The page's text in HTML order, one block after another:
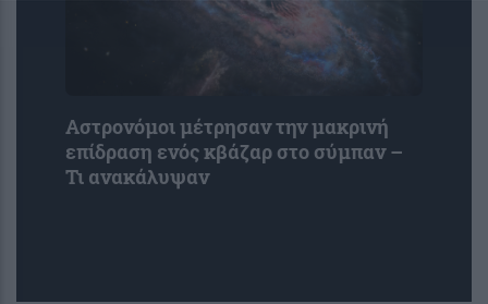
Αστρονόμοι μέτρησαν την μακρινή
επίδραση ενός κβάζαρ στο σύμπαν –
Τι ανακάλυψαν